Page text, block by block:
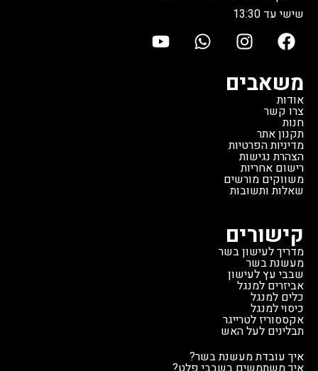
שישי עד 13:30
משאבים
אודות
צרו קשר
חנות
תקנון אתר
מדיניות הפרטיות
הצהרת נגישות
רישום אחריות
משווקים מורשים
שאלות ותשובות
קישורים
מדריך לעישון בשר
מעשנת בשר
שבבי עץ לעישון
אביזרים למנגל
כלים למנגל
כיסוי למנגל
אקססוריז לטרייגר
תבלינים לעל האש
איך עובדת מעשנת בשר?